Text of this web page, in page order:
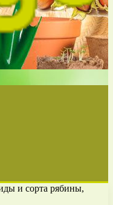
и сорта рябины,